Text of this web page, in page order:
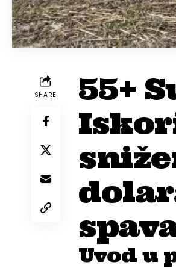
SHARE
55+
Uvod u